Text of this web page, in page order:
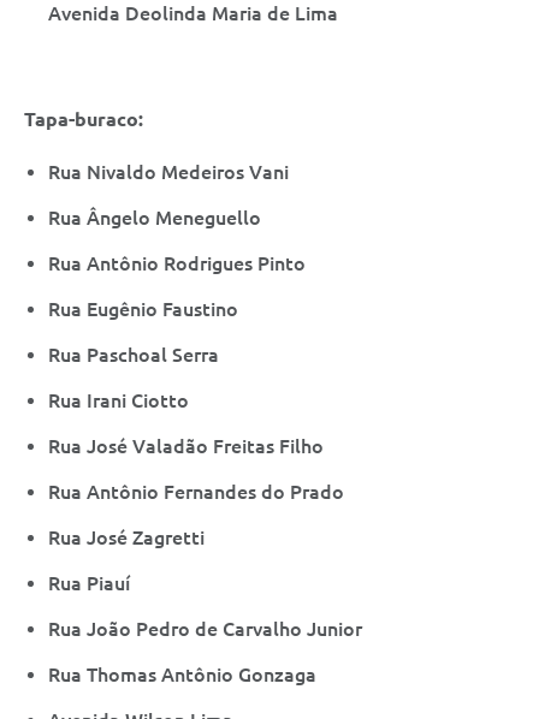
Avenida Deolinda Maria de Lima
Tapa-buraco:
Rua Nivaldo Medeiros Vani
Rua Ângelo Meneguello
Rua Antônio Rodrigues Pinto
Rua Eugênio Faustino
Rua Paschoal Serra
Rua Irani Ciotto
Rua José Valadão Freitas Filho
Rua Antônio Fernandes do Prado
Rua José Zagretti
Rua Piauí
Rua João Pedro de Carvalho Junior
Rua Thomas Antônio Gonzaga